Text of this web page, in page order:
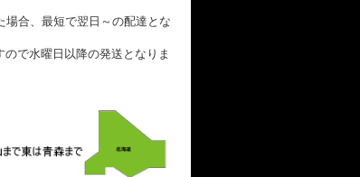
場合、最短で翌日～の配達とな
で水曜日以降の発送となりま